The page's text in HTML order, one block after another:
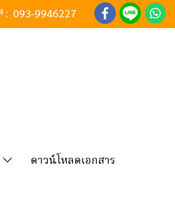
: 093-9946227
ดาวน์โหลดเอกสาร